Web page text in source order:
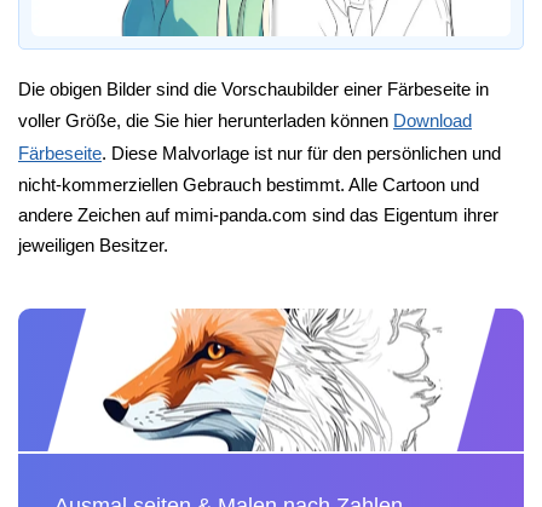
Die obigen Bilder sind die Vorschaubilder einer Färbeseite in
voller Größe, die Sie hier herunterladen können Download
Färbeseite. Diese Malvorlage ist nur für den persönlichen und
nicht-kommerziellen Gebrauch bestimmt. Alle Cartoon und
andere Zeichen auf mimi-panda.com sind das Eigentum ihrer
jeweiligen Besitzer.